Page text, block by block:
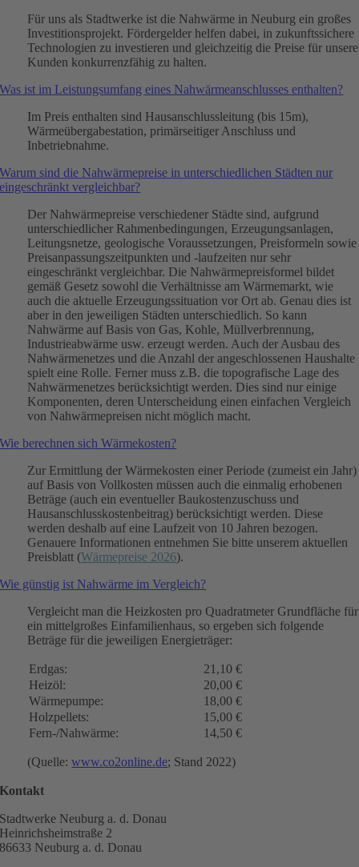
Für uns als Stadtwerke ist die Nahwärme in Neuburg ein großes
Investitionsprojekt. Fördergelder helfen dabei, in zukunftssichere
Technologien zu investieren und gleichzeitig die Preise für unsere
Kunden konkurrenzfähig zu halten.
Was ist im Leistungsumfang eines Nahwärmeanschlusses enthalten?
Im Preis enthalten sind Hausanschlussleitung (bis 15m),
Wärmeübergabestation, primärseitiger Anschluss und
Inbetriebnahme.
Warum sind die Nahwärmepreise in unterschiedlichen Städten nur
eingeschränkt vergleichbar?
Der Nahwärmepreise verschiedener Städte sind, aufgrund
unterschiedlicher Rahmenbedingungen, Erzeugungsanlagen,
Leitungsnetze, geologische Voraussetzungen, Preisformeln sowie
Preisanpassungszeitpunkten und -laufzeiten nur sehr
eingeschränkt vergleichbar. Die Nahwärmepreisformel bildet
gemäß Gesetz sowohl die Verhältnisse am Wärmemarkt, wie
auch die aktuelle Erzeugungssituation vor Ort ab. Genau dies ist
aber in den jeweiligen Städten unterschiedlich. So kann
Nahwärme auf Basis von Gas, Kohle, Müllverbrennung,
Industrieabwärme usw. erzeugt werden. Auch der Ausbau des
Nahwärmenetzes und die Anzahl der angeschlossenen Haushalte
spielt eine Rolle. Ferner muss z.B. die topografische Lage des
Nahwärmenetzes berücksichtigt werden. Dies sind nur einige
Komponenten, deren Unterscheidung einen einfachen Vergleich
von Nahwärmepreisen nicht möglich macht.
Wie berechnen sich Wärmekosten?
Zur Ermittlung der Wärmekosten einer Periode (zumeist ein Jahr)
auf Basis von Vollkosten müssen auch die einmalig erhobenen
Beträge (auch ein eventueller Baukostenzuschuss und
Hausanschlusskostenbeitrag) berücksichtigt werden. Diese
werden deshalb auf eine Laufzeit von 10 Jahren bezogen.
Genauere Informationen entnehmen Sie bitte unserem aktuellen
Preisblatt (Wärmepreise 2026).
Wie günstig ist Nahwärme im Vergleich?
Vergleicht man die Heizkosten pro Quadratmeter Grundfläche für
ein mittelgroßes Einfamilienhaus, so ergeben sich folgende
Beträge für die jeweiligen Energieträger:
Erdgas:
21,10 €
Heizöl:
20,00 €
Wärmepumpe:
18,00 €
Holzpellets:
15,00 €
Fern-/Nahwärme:
14,50 €
(Quelle:www.co2online.de; Stand 2022)
Kontakt
Stadtwerke Neuburg a. d. Donau
Heinrichsheimstraße 2
86633 Neuburg a. d. Donau